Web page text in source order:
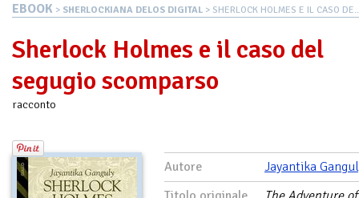
EBOOK > SHERLOCKIANA DELOS DIGITAL > SHERLOCK HOLMES E IL CASO
Sherlock Holmes e il caso del
segugio scomparso
racconto
Autore
Jayantika